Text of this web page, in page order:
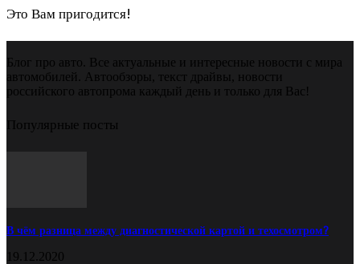
Это Вам пригодится!
Блог про авто. Все актуальные и интересные новости с мира
автомобилей. Автообзоры, текст драйвы, новости
российского автопрома каждый день и только для Вас!
Популярные посты
В чём разница между диагностической картой и техосмотром?
19.12.2020